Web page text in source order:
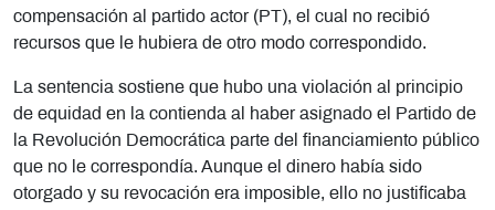
compensación al partido actor (PT), el cual no recibió
recursos que le hubiera de otro modo correspondido.
La sentencia sostiene que hubo una violación al principio
de equidad en la contienda al haber asignado el Partido de
la Revolución Democrática parte del financiamiento público
que no le correspondía. Aunque el dinero había sido
otorgado y su revocación era imposible, ello no justificaba